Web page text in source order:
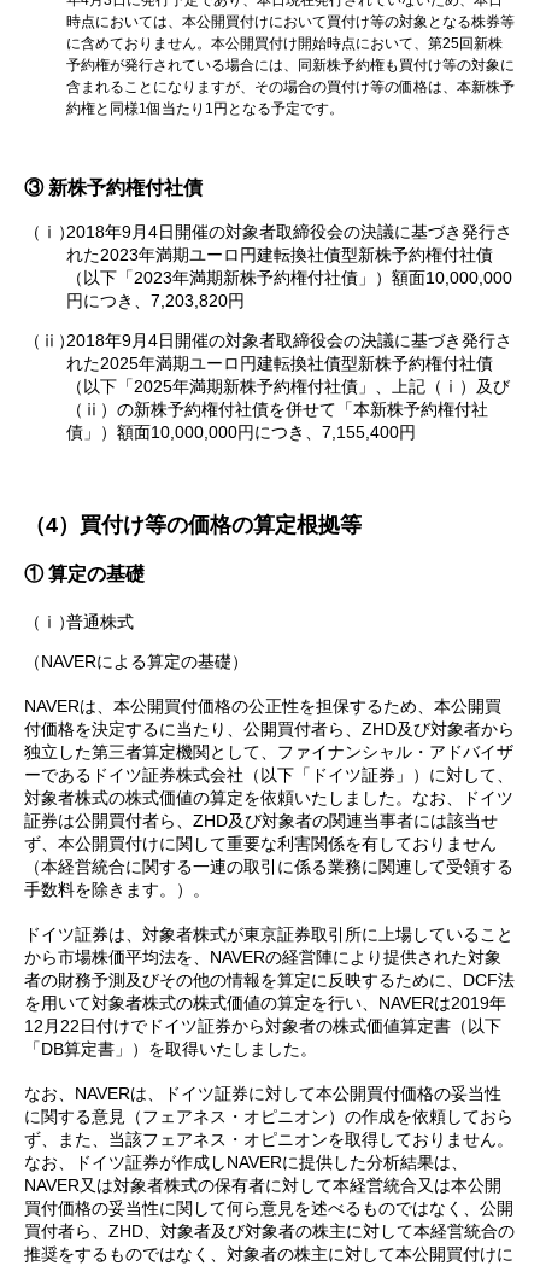
時点においては、本公開買付けにおいて買付け等の対象となる株券等
に含めておりません。本公開買付け開始時点において、第25回新株
予約権が発行されている場合には、同新株予約権も買付け等の対象に
含まれることになりますが、その場合の買付け等の価格は、本新株予
約権と同様1個当たり1円となる予定です。
③ 新株予約権付社債
（ⅰ）2018年9月4日開催の対象者取締役会の決議に基づき発行さ
れた2023年満期ユーロ円建転換社債型新株予約権付社債
（以下「2023年満期新株予約権付社債」）額面10,000,000
円につき、7,203,820円
（ⅱ）2018年9月4日開催の対象者取締役会の決議に基づき発行さ
れた2025年満期ユーロ円建転換社債型新株予約権付社債
（以下「2025年満期新株予約権付社債」、上記（ⅰ）及び
（ⅱ）の新株予約権付社債を併せて「本新株予約権付社
債」）額面10,000,000円につき、7,155,400円
（4）買付け等の価格の算定根拠等
① 算定の基礎
（ⅰ）普通株式
（NAVERによる算定の基礎）
NAVERは、本公開買付価格の公正性を担保するため、本公開買
付価格を決定するに当たり、公開買付者ら、ZHD及び対象者から
独立した第三者算定機関として、ファイナンシャル・アドバイザ
ーであるドイツ証券株式会社（以下「ドイツ証券」）に対して、
対象者株式の株式価値の算定を依頼いたしました。なお、ドイツ
証券は公開買付者ら、ZHD及び対象者の関連当事者には該当せ
ず、本公開買付けに関して重要な利害関係を有しておりません
（本経営統合に関する一連の取引に係る業務に関連して受領する
手数料を除きます。）。
ドイツ証券は、対象者株式が東京証券取引所に上場していること
から市場株価平均法を、NAVERの経営陣により提供された対象
者の財務予測及びその他の情報を算定に反映するために、DCF法
を用いて対象者株式の株式価値の算定を行い、NAVERは2019年
12月22日付けでドイツ証券から対象者の株式価値算定書（以下
「DB算定書」）を取得いたしました。
なお、NAVERは、ドイツ証券に対して本公開買付価格の妥当性
に関する意見（フェアネス・オピニオン）の作成を依頼しておら
ず、また、当該フェアネス・オピニオンを取得しておりません。
なお、ドイツ証券が作成しNAVERに提供した分析結果は、
NAVER又は対象者株式の保有者に対して本経営統合又は本公開
買付価格の妥当性に関して何ら意見を述べるものではなく、公開
買付者ら、ZHD、対象者及び対象者の株主に対して本経営統合の
推奨をするものではなく、対象者の株主に対して本公開買付けに